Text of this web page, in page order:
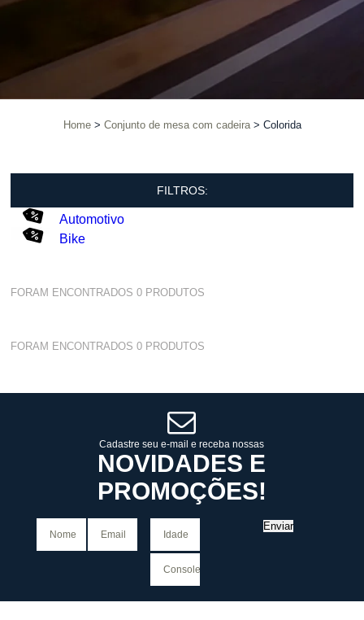
Home Conjunto de mesa com cadeira Colorida
FILTROS:
Automotivo
Bike
FORAM ENCONTRADOS0 PRODUTOS
FORAM ENCONTRADOS0 PRODUTOS
Cadastre seu e-mail e receba nossas
NOVIDADES E
PROMOÇÕES!
Enviar